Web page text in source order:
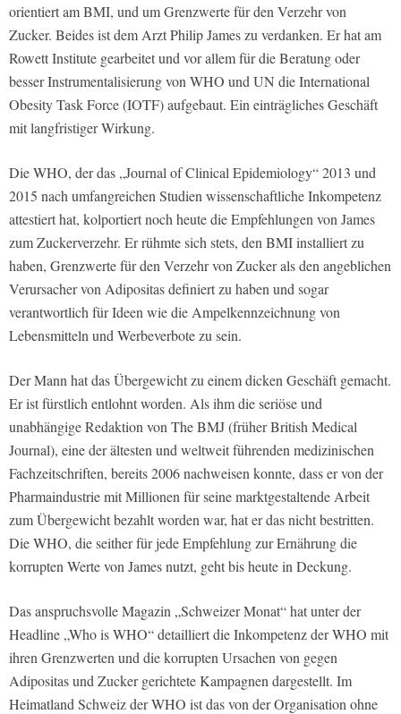
orientiert am BMI, und um Grenzwerte für den Verzehr von
Zucker. Beides ist dem Arzt Philip James zu verdanken. Er hat am
Rowett Institute gearbeitet und vor allem für die Beratung oder
besser Instrumentalisierung von WHO und UN die International
Obesity Task Force (IOTF) aufgebaut. Ein einträgliches Geschäft
mit langfristiger Wirkung.
Die WHO, der das „Journal of Clinical Epidemiology“ 2013 und
2015 nach umfangreichen Studien wissenschaftliche Inkompetenz
attestiert hat, kolportiert noch heute die Empfehlungen von James
zum Zuckerverzehr. Er rühmte sich stets, den BMI installiert zu
haben, Grenzwerte für den Verzehr von Zucker als den angeblichen
Verursacher von Adipositas definiert zu haben und sogar
verantwortlich für Ideen wie die Ampelkennzeichnung von
Lebensmitteln und Werbeverbote zu sein.
Der Mann hat das Übergewicht zu einem dicken Geschäft gemacht.
Er ist fürstlich entlohnt worden. Als ihm die seriöse und
unabhängige Redaktion von The BMJ (früher British Medical
Journal), eine der ältesten und weltweit führenden medizinischen
Fachzeitschriften, bereits 2006 nachweisen konnte, dass er von der
Pharmaindustrie mit Millionen für seine marktgestaltende Arbeit
zum Übergewicht bezahlt worden war, hat er das nicht bestritten.
Die WHO, die seither für jede Empfehlung zur Ernährung die
korrupten Werte von James nutzt, geht bis heute in Deckung.
Das anspruchsvolle Magazin „Schweizer Monat“ hat unter der
Headline „Who is WHO“ detailliert die Inkompetenz der WHO mit
ihren Grenzwerten und die korrupten Ursachen von gegen
Adipositas und Zucker gerichtete Kampagnen dargestellt. Im
Heimatland Schweiz der WHO ist das von der Organisation ohne